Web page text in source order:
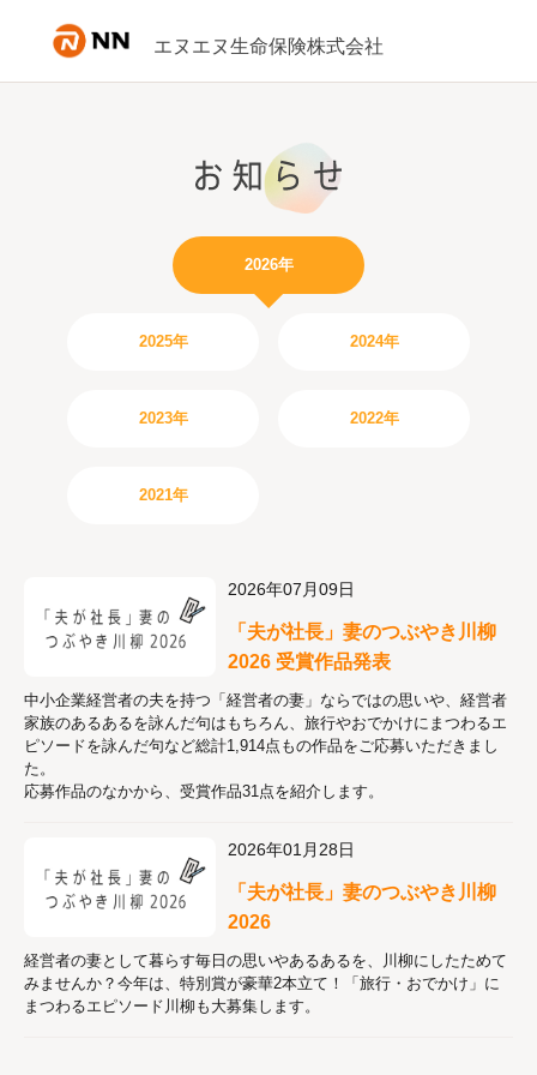
エヌエヌ生命保険株式会社
2026年
2025年 2024年
2023年 2022年
2021年
2026年07月09日
「夫が社長」妻のつぶやき川柳
2026 受賞作品発表
中⼩企業経営者の夫を持つ「経営者の妻」ならではの思いや、経営者
家族のあるあるを詠んだ句はもちろん、旅⾏やおでかけにまつわるエ
ピソードを詠んだ句など総計1,914点もの作品をご応募いただきまし
た。
応募作品のなかから、受賞作品31点を紹介します。
2026年01月28日
「夫が社長」妻のつぶやき川柳
2026
経営者の妻として暮らす毎日の思いやあるあるを、川柳にしたためて
みませんか？今年は、特別賞が豪華2本立て！「旅行・おでかけ」に
まつわるエピソード川柳も大募集します。